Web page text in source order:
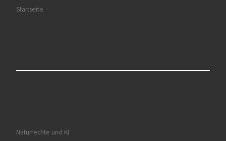
Startseite
Naturrechte und KI